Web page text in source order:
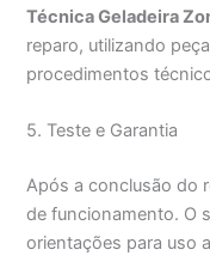
Técnica Geladeira
reparo, utilizando
procedimentos
5. Teste e Garantia
Após a conclusão do
de funcionamento. O
orientações para uso